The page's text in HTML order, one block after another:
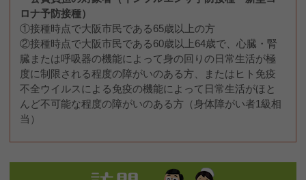
ロナ予防接種）
①接種時点で大阪市民である65歳以上の方
②接種時点で大阪市民である60歳以上64歳で、心臓・腎
臓または呼吸器の機能によって身の回りの日常生活が極
度に制限される程度の障がいのある方、またはヒト免疫
不全ウイルスによる免疫の機能によって日常生活がほと
んど不可能な程度の障がいのある方（身体障がい者1級相
当）